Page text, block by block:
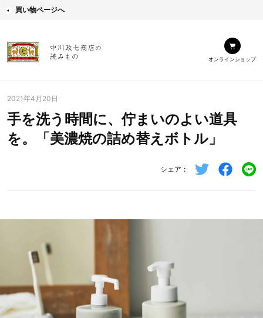
買い物ページへ
オンラインショップ
2021年4月20日
手を洗う時間に、佇まいのよい道具
を。「美濃焼の詰め替えボトル」
シェア